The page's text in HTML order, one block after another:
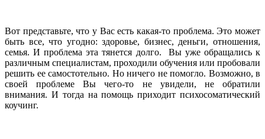
Вот представьте, что у Вас есть какая-то проблема. Это может
быть все, что угодно: здоровье, бизнес, деньги, отношения,
семья. И проблема эта тянется долго. Вы уже обращались к
различным специалистам, проходили обучения или пробовали
решить ее самостотельно. Но ничего не помогло. Возможно, в
своей проблеме Вы чего-то не увидели, не обратили
внимания. И тогда на помощь приходит психосоматический
коучинг.